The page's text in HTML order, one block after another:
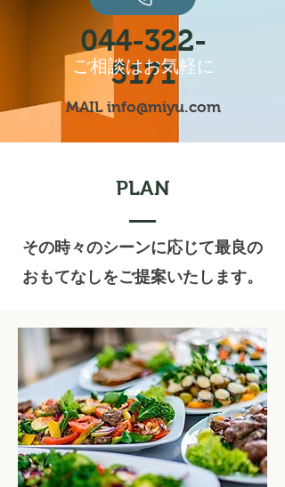
044-322-
5171
MAIL info@miyu.com
​ご相談はお気軽に
PLAN
その時々のシーンに応じて最良の
おもてなしをご提案いたします。